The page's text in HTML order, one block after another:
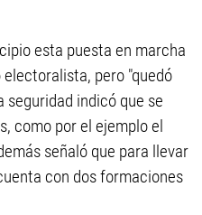
esta puesta en marcha
pero "quedó
seguridad indicó que se
como por el ejemplo el
señaló que para llevar
con dos formaciones